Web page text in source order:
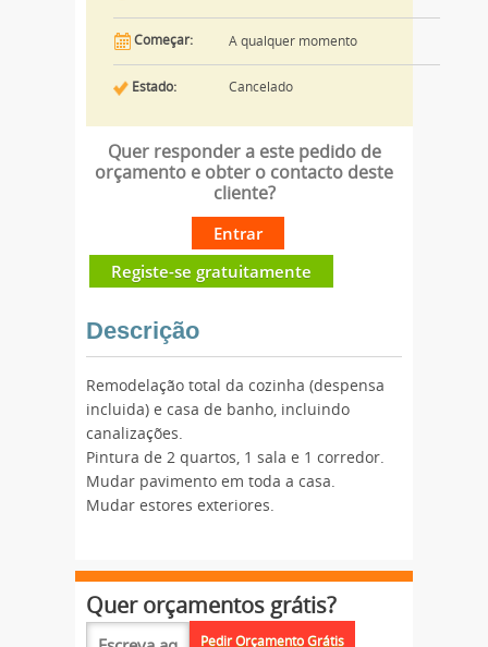
Começar: A qualquer momento
Estado: Cancelado
Quer responder a este pedido de
orçamento e obter o contacto deste
cliente?
Entrar
Registe-se gratuitamente
Descrição
Remodelação total da cozinha (despensa
incluida) e casa de banho, incluindo
canalizações.
Pintura de 2 quartos, 1 sala e 1 corredor.
Mudar pavimento em toda a casa.
Mudar estores exteriores.
Quer orçamentos grátis?